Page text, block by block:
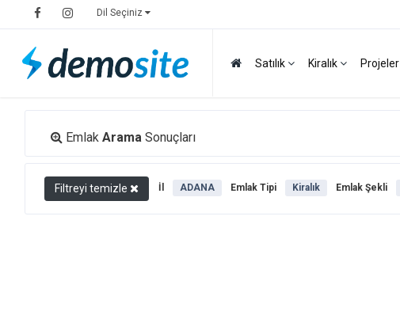
Dil Seçiniz
Satılık Kiralık Projeler
Emlak Arama Sonuçları
Filtreyi temizle İl ADANA Emlak Tipi Kiralık Emlak Şekli